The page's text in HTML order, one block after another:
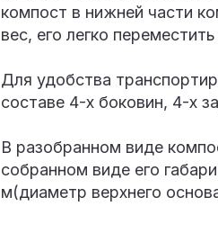
компост в нижней части
вес, его легко
Для удобства
составе 4-х боковин, 4-х
В разобранном виде
собранном виде его
м(диаметр верхнего